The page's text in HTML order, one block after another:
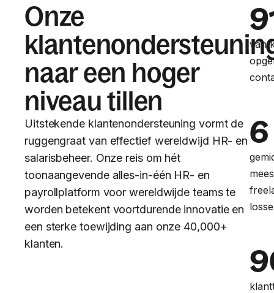
Onze
naar een hoger
niveau tillen
Uitstekende klantenondersteuning vormt de
ruggengraat van effectief wereldwijd HR- en
salarisbeheer. Onze reis om hét
toonaangevende alles-in-één HR- en
payrollplatform voor wereldwijde teams te
worden betekent voortdurende innovatie en
een sterke toewijding aan onze 40,000+
klanten.
van